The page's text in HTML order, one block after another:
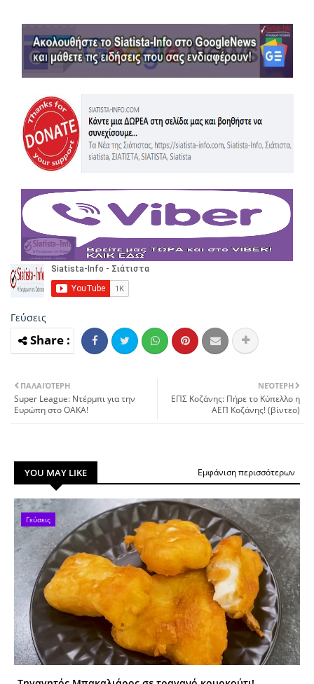
Γεύσεις
ΝΕΌΤΕΡΗ
ΕΠΣ Κοζάνης: Πήρε το Κύπελλο η
ΑΕΠ Κοζάνης! (βίντεο)
ΠΑΛΑΙΌΤΕΡΗ
Super League: Ντέρμπι για την
Ευρώπη στο ΟΑΚΑ!
YOU MAY LIKE Εμφάνιση περισσότερων
Γεύσεις